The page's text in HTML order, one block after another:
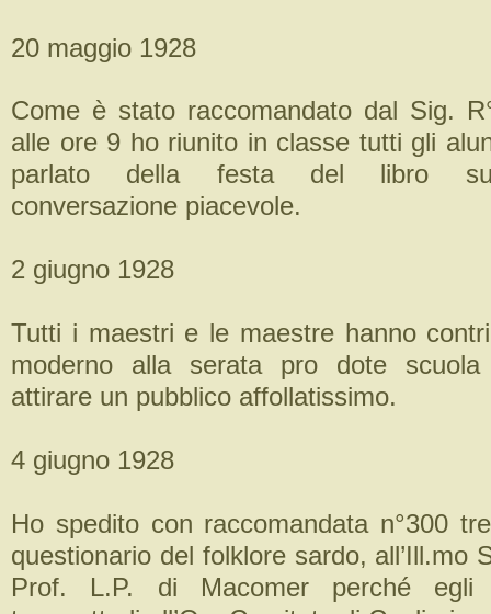
20 maggio 1928
Come è stato raccomandato dal Sig.
alle ore 9 ho riunito in classe tutti gli
parlato della festa del libro
conversazione piacevole.
2 giugno 1928
Tutti i maestri e le maestre hanno
moderno alla serata pro dote
attirare un pubblico affollatissimo.
4 giugno 1928
Ho spedito con raccomandata n°300
questionario del folklore sardo, all’Ill.mo
Prof. L.P. di Macomer perché egli